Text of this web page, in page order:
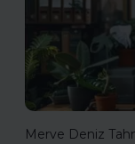
Merve Deniz